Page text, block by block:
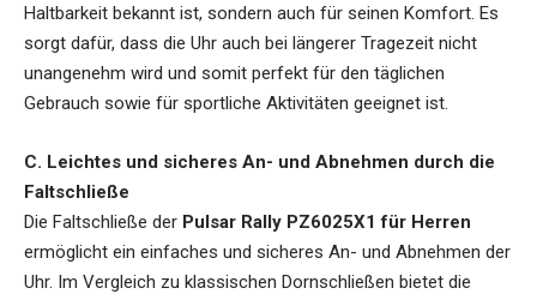
Haltbarkeit bekannt ist, sondern auch für seinen Komfort. Es
sorgt dafür, dass die Uhr auch bei längerer Tragezeit nicht
unangenehm wird und somit perfekt für den täglichen
Gebrauch sowie für sportliche Aktivitäten geeignet ist.
C. Leichtes und sicheres An- und Abnehmen durch die
Faltschließe
Die Faltschließe der Pulsar Rally PZ6025X1 für Herren
ermöglicht ein einfaches und sicheres An- und Abnehmen der
Uhr. Im Vergleich zu klassischen Dornschließen bietet die